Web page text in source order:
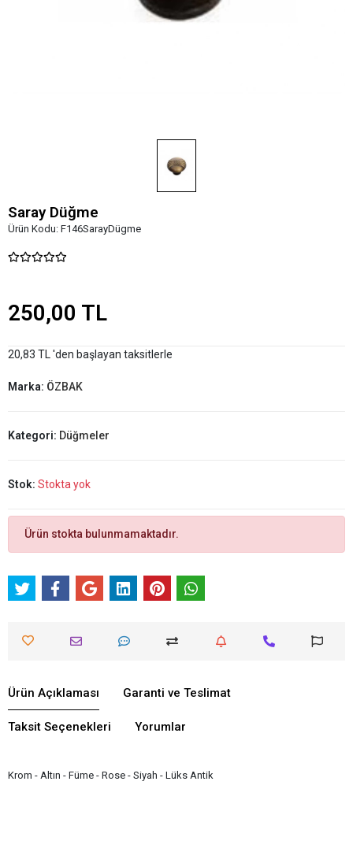
Saray Düğme
Ürün Kodu: F146SarayDügme
250,00 TL
20,83 TL 'den başlayan taksitlerle
Marka: ÖZBAK
Kategori: Düğmeler
Stok: Stokta yok
Ürün stokta bulunmamaktadır.
Ürün Açıklaması Garanti ve Teslimat
Taksit Seçenekleri Yorumlar
Krom - Altın - Füme - Rose - Siyah - Lüks Antik